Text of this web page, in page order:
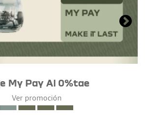
My Pay Al 0%tae
Ver promoción